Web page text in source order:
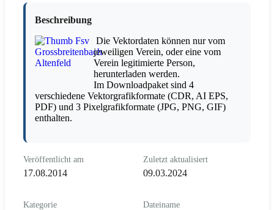
Beschreibung
Die Vektordaten können nur vom
jeweiligen Verein, oder eine vom
Verein legitimierte Person,
herunterladen werden.
Im Downloadpaket sind 4
verschiedene Vektorgrafikformate (CDR, AI EPS,
PDF) und 3 Pixelgrafikformate (JPG, PNG, GIF)
enthalten.
Veröffentlicht am
17.08.2014
Zuletzt aktualisiert
09.03.2024
Kategorie Dateiname